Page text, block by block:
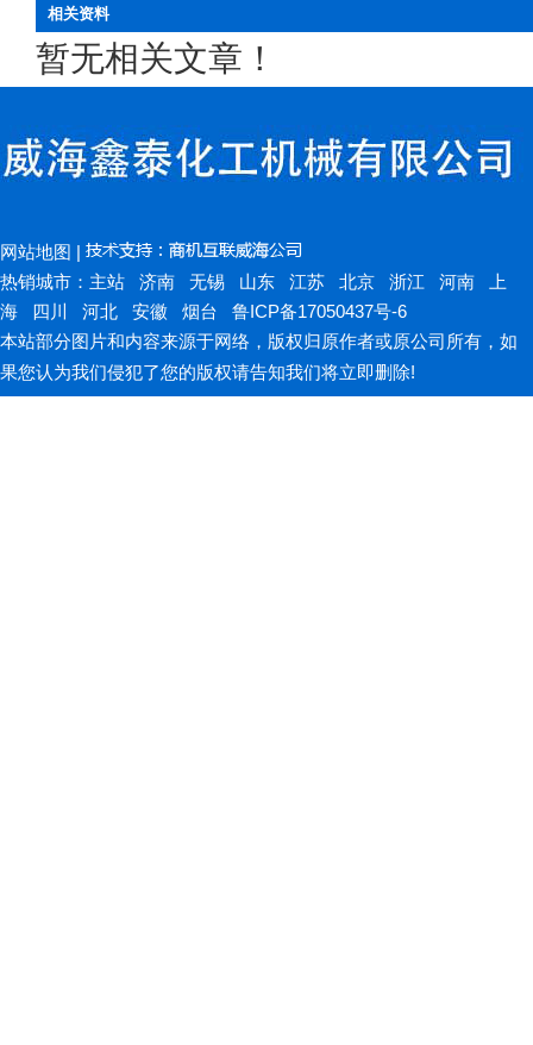
相关资料
暂无相关文章！
网站地图 |
热销城市： 主站 济南 无锡 山东 江苏 北京 浙江 河南
上
海
四川 河北 安徽 烟台
鲁ICP备17050437号-6
本站部分图片和内容来源于网络，版权归原作者或原公司所有，如
果您认为我们侵犯了您的版权请告知我们将立即删除!